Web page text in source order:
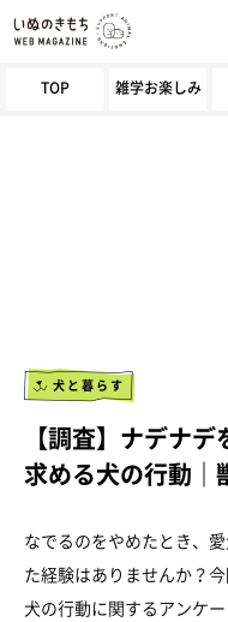
TOP 雑学お楽しみ
犬と暮らす
【調査】ナデナ
求める犬の行動｜
なでるのをやめたとき、
た経験はありませんか？
犬の行動に関するアンケ